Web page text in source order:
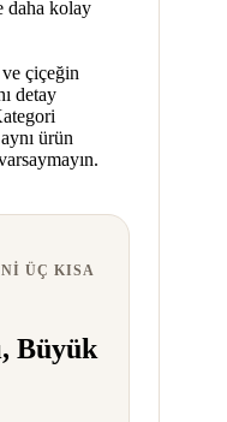
daha kolay
çiçeğin
detay
ürün
ÜÇ KISA
Büyük